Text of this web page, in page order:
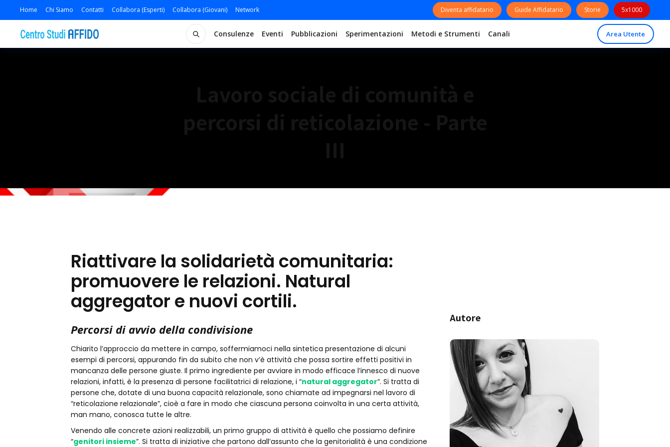
Home Chi Siamo Contatti Collabora (Esperti) Collabora (Giovani) Network Diventa affidatario Guide Affidatario Storie 5x1000
Consulenze Eventi Pubblicazioni Sperimentazioni Metodi e Strumenti Canali Area Utente
Riattivare la solidarietà comunitaria:
promuovere le relazioni. Natural
aggregator e nuovi cortili.
Percorsi di avvio della condivisione
Chiarito l’approccio da mettere in campo, soffermiamoci nella sintetica presentazione di alcuni
esempi di percorsi, appurando fin da subito che non v’è attività che possa sortire effetti positivi in
mancanza delle persone giuste. Il primo ingrediente per avviare in modo efficace l’innesco di nuove
relazioni, infatti, è la presenza di persone facilitatrici di relazione, i “natural aggregator”. Si tratta di
persone che, dotate di una buona capacità relazionale, sono chiamate ad impegnarsi nel lavoro di
“reticolazione relazionale”, cioè a fare in modo che ciascuna persona coinvolta in una certa attività,
man mano, conosca tutte le altre.
Venendo alle concrete azioni realizzabili, un primo gruppo di attività è quello che possiamo definire
“genitori insieme”. Si tratta di iniziative che partono dall’assunto che la genitorialità è una condizione
Autore